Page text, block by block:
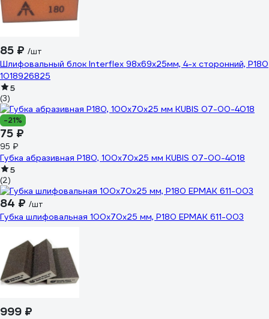
85 ₽ /шт
Шлифовальный блок Interflex 98х69х25мм, 4-х сторонний, Р180
1018926825
5
(3)
-21%
75 ₽
95 ₽
Губка абразивная Р180, 100х70х25 мм KUBIS 07-00-4018
5
(2)
84 ₽ /шт
Губка шлифовальная 100x70x25 мм, Р180 ЕРМАК 611-003
999 ₽